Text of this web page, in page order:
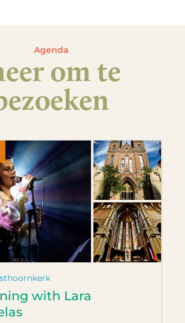
Agenda
om te
with Lara